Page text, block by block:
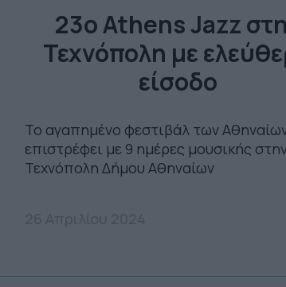
23o Athens Jazz
Τεχνόπολη με
είσοδο
Το αγαπημένο φεστιβάλ των
επιστρέφει με 9 ημέρες μουσικής
Τεχνόπολη Δήμου Αθηναίων